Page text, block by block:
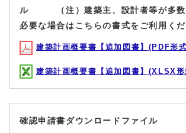
ル （注）建築主、設計者等が多数
必要な場合はこちらの書式をご利用くだ
建築計画概要書【追加図書】(PDF形
建築計画概要書【追加図書】(XLSX
確認申請書ダウンロードファイル